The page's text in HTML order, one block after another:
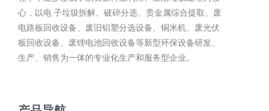
心，以电 子垃圾拆解、破碎分选、贵金属综合提取、废
电路板回收设备、废旧铝塑分选设备、铜米机、废光伏
板回收设备、废锂电池回收设备等新型环保设备研发、
生产、销售为一体的专业化生产和服务型企业。